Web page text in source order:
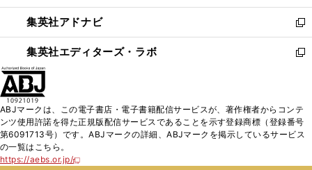
開
く
ウ
で
開
く
ン
ド
ウ
で
ウ
ィ
ン
ド
く
集英社アドナビ
新
し
い
ド
ウ
で
集英社エディターズ・ラボ
新
ィ
ン
ABJマークは、この電子書店・電子書籍配信サービスが、著作権者からコンテ
ンツ使用許諾を得た正規版配信サービスであることを示す登録商標（登録番号
第6091713号）です。ABJマークの詳細、ABJマークを掲示しているサービス
の一覧はこちら。
https://aebs.or.jp/
新